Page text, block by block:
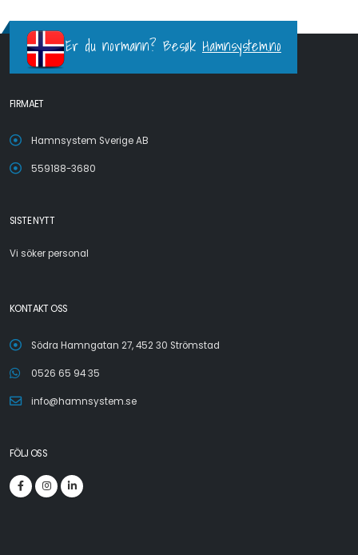
Er du normann? Besøk Hamnsystem.no
FIRMAET
Hamnsystem Sverige AB
559188-3680
SISTE NYTT
Vi söker personal
KONTAKT OSS
Södra Hamngatan 27, 452 30 Strömstad
0526 65 94 35
info@hamnsystem.se
FÖLJ OSS